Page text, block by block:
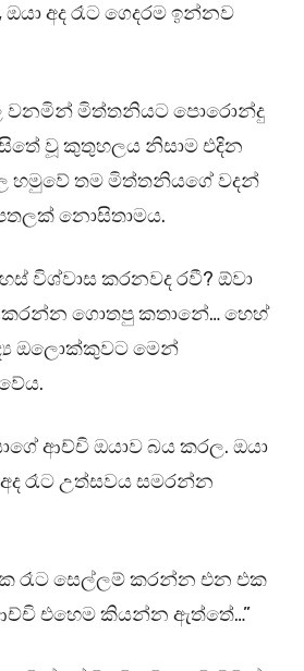
අද රෑට ගෙදරම ඉන්නව
වනමින් මිත්තනියට පොරොන්දු
වූ කුතුහලය නිසාම එදින
හමුවේ තම මිත්තනියගේ වදන්
නොසිතාමය.
විශ්වාස කරනවද රවී? ඕවා
ගොතපු කතානේ… හෙහ්
ඔලොක්කුවට මෙන්
ආච්චි ඔයාව බය කරල. ඔයා
රෑට උත්සවය සමරන්න
රෑට සෙල්ලම් කරන්න එන එක
එහෙම කියන්න ඇත්තේ…”